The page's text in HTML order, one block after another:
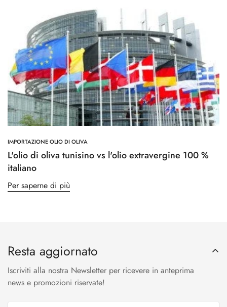
IMPORTAZIONE OLIO DI OLIVA
L'olio di oliva tunisino vs l'olio extravergine 100 %
italiano
Per saperne di più
Resta aggiornato
Iscriviti alla nostra Newsletter per ricevere in anteprima
news e promozioni riservate!